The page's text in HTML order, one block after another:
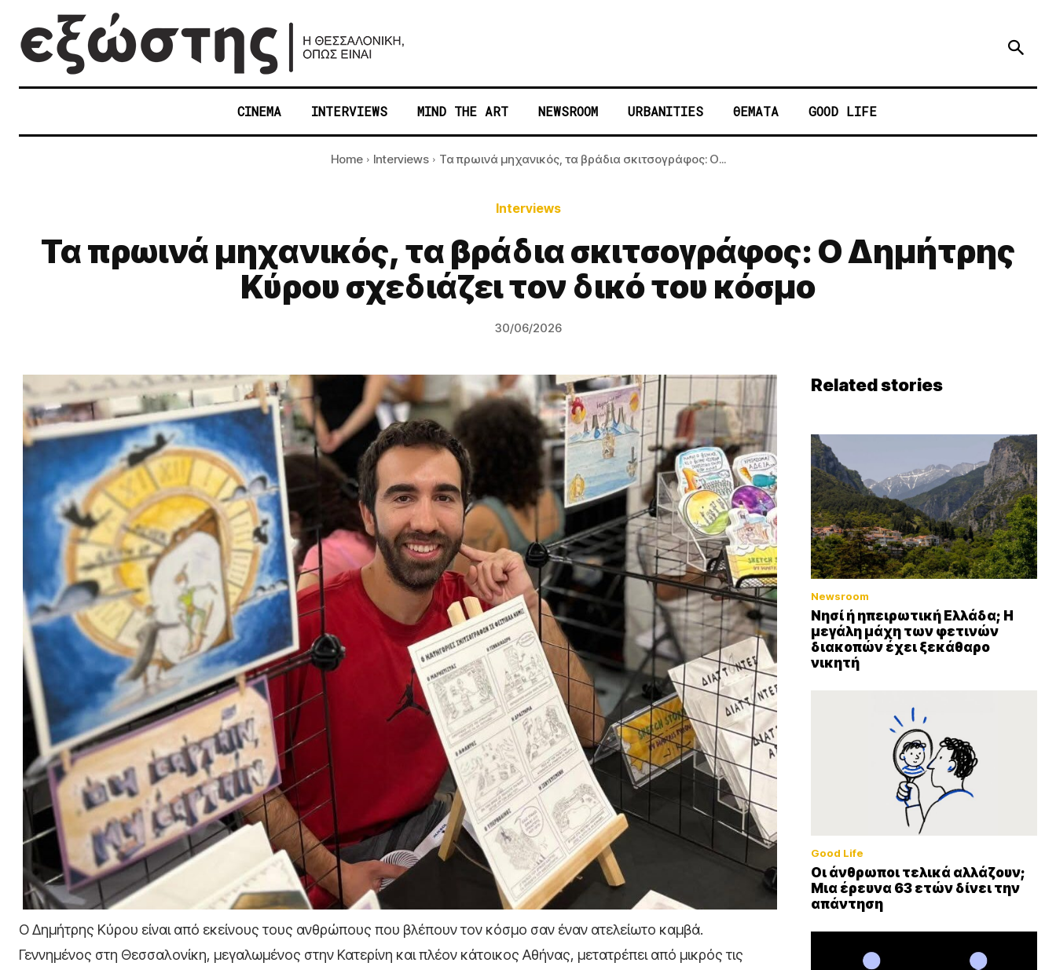
CINEMA INTERVIEWS MIND THE ART NEWSROOM URBANITIES ΘΕΜΑΤΑ GOOD LIFE
Home Interviews Τα πρωινά μηχανικός, τα βράδια σκιτσογράφος: Ο...
Interviews
Τα πρωινά μηχανικός, τα βράδια σκιτσογράφος: Ο Δημήτρης
Κύρου σχεδιάζει τον δικό του κόσμο
30/06/2026
Ο Δημήτρης Κύρου είναι από εκείνους τους ανθρώπους που βλέπουν τον κόσμο σαν έναν ατελείωτο καμβά.
Γεννημένος στη Θεσσαλονίκη, μεγαλωμένος στην Κατερίνη και πλέον κάτοικος Αθήνας, μετατρέπει από μικρός τις
Related stories
Newsroom
Νησί ή ηπειρωτική Ελλάδα; Η
μεγάλη μάχη των φετινών
διακοπών έχει ξεκάθαρο
νικητή
Good Life
Οι άνθρωποι τελικά αλλάζουν;
Μια έρευνα 63 ετών δίνει την
απάντηση